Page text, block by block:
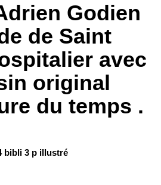
Godien
de Saint
avec
original
du temps .
bibli 3 p illustré